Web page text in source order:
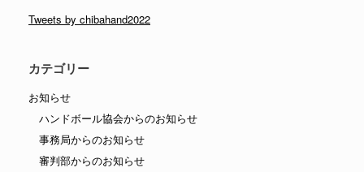
Tweets by chibahand2022
カテゴリー
お知らせ
ハンドボール協会からのお知らせ
事務局からのお知らせ
審判部からのお知らせ